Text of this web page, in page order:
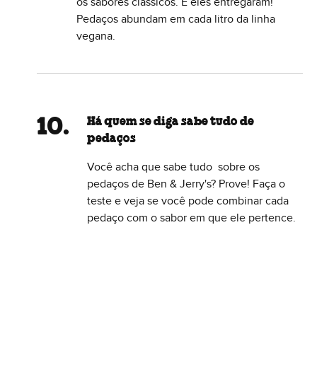
Pedaços abundam em cada litro da linha
vegana.
Há quem se diga sabe tudo de
pedaços
Você acha que sabe tudo sobre os
pedaços de Ben & Jerry's? Prove! Faça o
teste e veja se você pode combinar cada
pedaço com o sabor em que ele pertence.